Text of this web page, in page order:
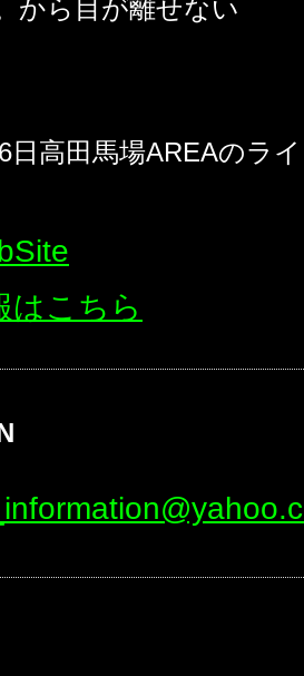
から目が離せない
日高田馬場AREAのラ
はこちら